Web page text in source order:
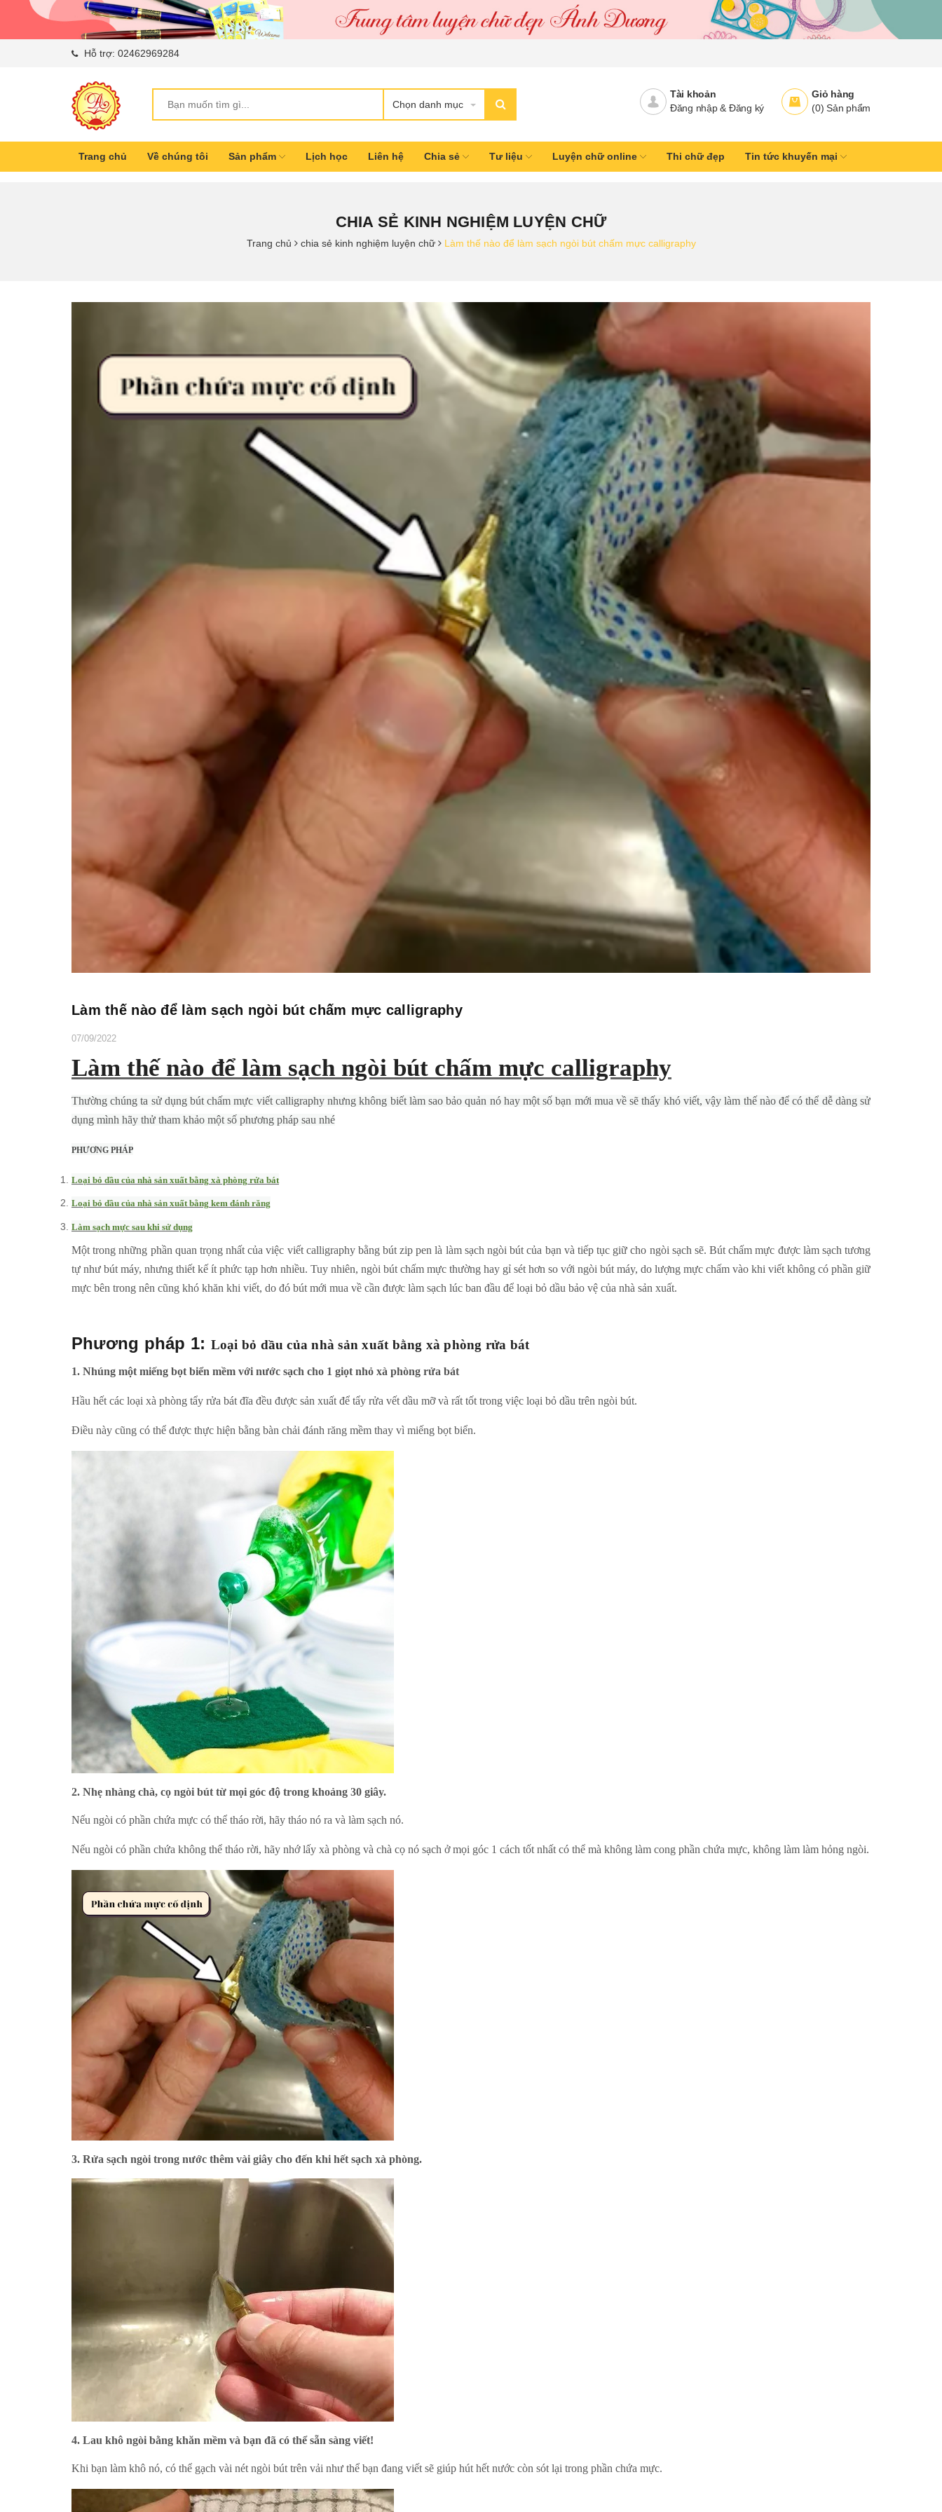
Hỗ trợ: 02462969284
Chọn danh mục
Giỏ hàng
(0) Sản phẩm
Tài khoản
Đăng nhập& Đăng ký
Trang chủ Về chúng tôi Sản phẩm Lịch học Liên hệ Chia sẻ Tư liệu Luyện chữ online Thi chữ đẹp Tin tức khuyến mại
CHIA SẺ KINH NGHIỆM LUYỆN CHỮ
Trang chủ chia sẻ kinh nghiệm luyện chữ Làm thế nào để làm sạch ngòi bút chấm mực calligraphy
Làm thế nào để làm sạch ngòi bút chấm mực calligraphy
07/09/2022
Làm thế nào để làm sạch ngòi bút chấm mực calligraphy
Thường chúng ta sử dụng bút chấm mực viết calligraphy nhưng không biết làm sao bảo quản nó hay một số bạn mới mua về sẽ thấy khó viết, vậy làm thế nào để có thể dễ dàng sử
dụng mình hãy thử tham khảo một số phương pháp sau nhé
PHƯƠNG PHÁP
Loại bỏ dầu của nhà sản xuất bằng xà phòng rửa bát
Loại bỏ dầu của nhà sản xuất bằng kem đánh răng
Làm sạch mực sau khi sử dụng
Một trong những phần quan trọng nhất của việc viết calligraphy bằng bút zip pen là làm sạch ngòi bút của bạn và tiếp tục giữ cho ngòi sạch sẽ. Bút chấm mực được làm sạch tương
tự như bút máy, nhưng thiết kế ít phức tạp hơn nhiều. Tuy nhiên, ngòi bút chấm mực thường hay gỉ sét hơn so với ngòi bút máy, do lượng mực chấm vào khi viết không có phần giữ
mực bên trong nên cũng khó khăn khi viết, do đó bút mới mua về cần được làm sạch lúc ban đầu để loại bỏ dầu bảo vệ của nhà sản xuất.
Phương pháp 1: Loại bỏ dầu của nhà sản xuất bằng xà phòng rửa bát
1. Nhúng một miếng bọt biển mềm với nước sạch cho 1 giọt nhỏ xà phòng rửa bát
Hầu hết các loại xà phòng tẩy rửa bát đĩa đều được sản xuất để tẩy rửa vết dầu mỡ và rất tốt trong việc loại bỏ dầu trên ngòi bút.
Điều này cũng có thể được thực hiện bằng bàn chải đánh răng mềm thay vì miếng bọt biển.
2. Nhẹ nhàng chà, cọ ngòi bút từ mọi góc độ trong khoảng 30 giây.
Nếu ngòi có phần chứa mực có thể tháo rời, hãy tháo nó ra và làm sạch nó.
Nếu ngòi có phần chứa không thể tháo rời, hãy nhớ lấy xà phòng và chà cọ nó sạch ở mọi góc 1 cách tốt nhất có thể mà không làm cong phần chứa mực, không làm làm hỏng ngòi.
3. Rửa sạch ngòi trong nước thêm vài giây cho đến khi hết sạch xà phòng.
4. Lau khô ngòi bằng khăn mềm và bạn đã có thểsẵn sàng viết!
Khi bạn làm khô nó, có thể gạch vài nét ngòi bút trên vải như thể bạn đang viết sẽ giúp hút hết nước còn sót lại trong phần chứa mực.